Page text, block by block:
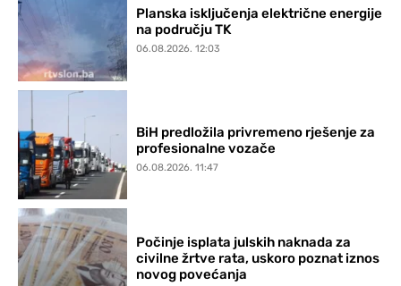
Planska isključenja električne energije
na području TK
06.08.2026. 12:03
BiH predložila privremeno rješenje za
profesionalne vozače
06.08.2026. 11:47
Počinje isplata julskih naknada za
civilne žrtve rata, uskoro poznat iznos
novog povećanja